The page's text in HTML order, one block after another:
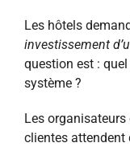
Les hôtels
investissement
question est : quel
système ?
Les organisateurs
clientes attendent